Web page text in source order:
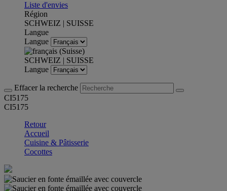
Liste d'envies
Région
SCHWEIZ | SUISSE
Langue
Langue
SCHWEIZ | SUISSE
Langue
Effacer la recherche
CI5175
CI5175
Retour
Accueil
Cuisine & Pâtisserie
Cocottes